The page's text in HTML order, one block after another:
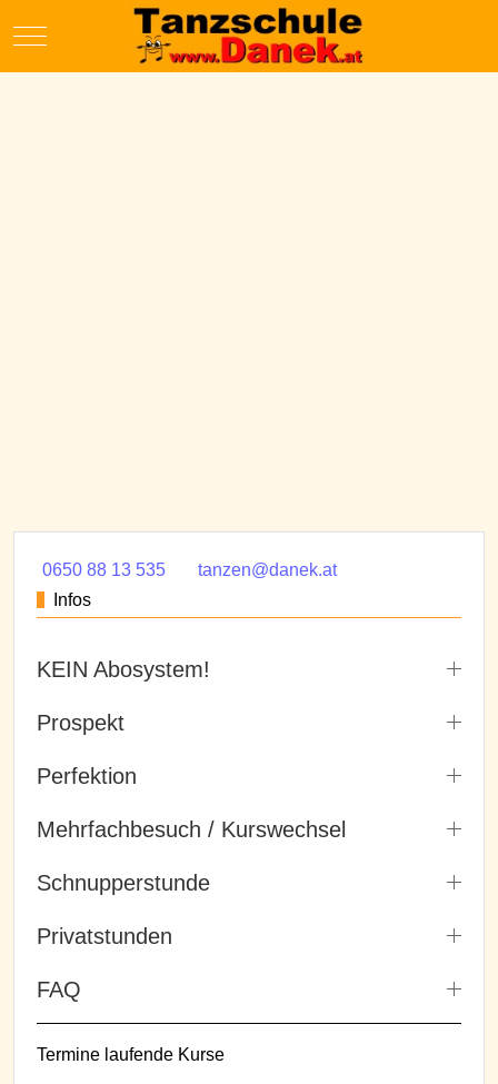
Mobile Menu Toggle
0650 88 13 535
tanzen@danek.at
Infos
KEIN Abosystem!
Prospekt
Perfektion
Mehrfachbesuch / Kurswechsel
Schnupperstunde
Privatstunden
FAQ
Termine laufende Kurse